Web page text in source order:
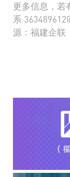
更多信息，若
系
源：福建企联